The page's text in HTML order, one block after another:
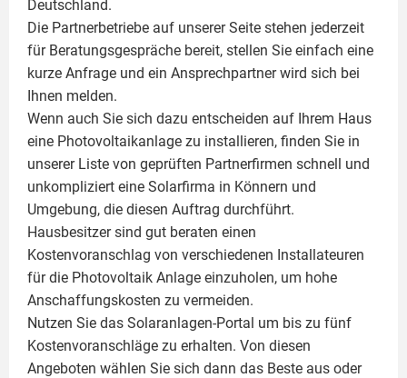
Deutschland.
Die Partnerbetriebe auf unserer Seite stehen jederzeit
für Beratungsgespräche bereit, stellen Sie einfach eine
kurze Anfrage und ein Ansprechpartner wird sich bei
Ihnen melden.
Wenn auch Sie sich dazu entscheiden auf Ihrem Haus
eine Photovoltaikanlage zu installieren, finden Sie in
unserer Liste von geprüften Partnerfirmen schnell und
unkompliziert eine Solarfirma in Könnern und
Umgebung, die diesen Auftrag durchführt.
Hausbesitzer sind gut beraten einen
Kostenvoranschlag von verschiedenen Installateuren
für die Photovoltaik Anlage einzuholen, um hohe
Anschaffungskosten zu vermeiden.
Nutzen Sie das Solaranlagen-Portal um bis zu fünf
Kostenvoranschläge zu erhalten. Von diesen
Angeboten wählen Sie sich dann das Beste aus oder